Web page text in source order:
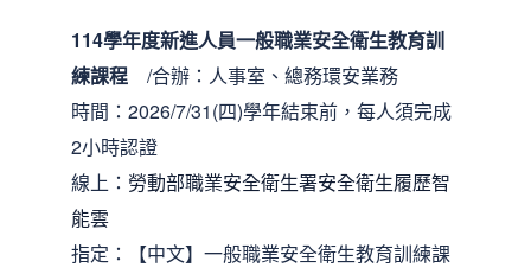
114學年度新進人員一般職業安全衛生教育訓
練課程 /合辦：人事室、總務環安業務
時間：2026/7/31(四)學年結束前，每人須完成
2小時認證
線上： 勞動部職業安全衛生署安全衛生履歷智
能雲
指定：【中文】一般職業安全衛生教育訓練課